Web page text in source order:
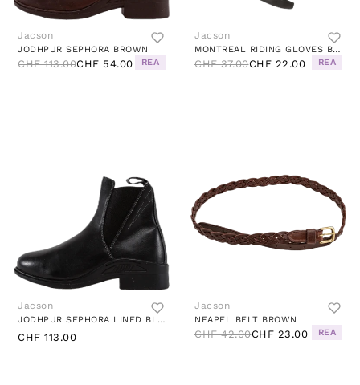
Jacson
JODHPUR SEPHORA BROWN
CHF 113.00CHF 54.00 REA
Jacson
MONTREAL RIDING GLOVES BROWN
CHF 37.00CHF 22.00 REA
Jacson
JODHPUR SEPHORA LINED BLACK
CHF 113.00
Jacson
NEAPEL BELT BROWN
CHF 42.00CHF 23.00 REA